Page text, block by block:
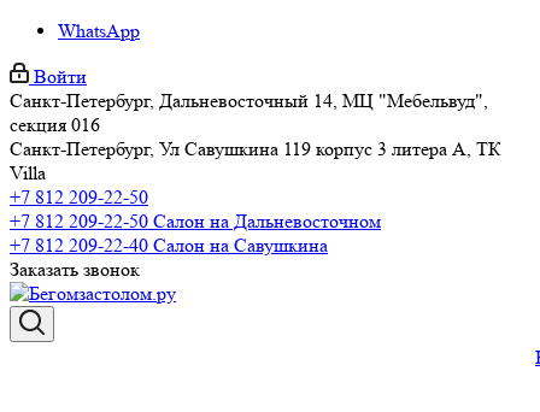
WhatsApp
Войти
Санкт-Петербург, Дальневосточный 14, МЦ "Мебельвуд",
секция 016
Санкт-Петербург, Ул Савушкина 119 корпус 3 литера А, ТК
Villa
+7 812 209-22-50
+7 812 209-22-50 Салон на Дальневосточном
+7 812 209-22-40 Салон на Савушкина
Заказать звонок